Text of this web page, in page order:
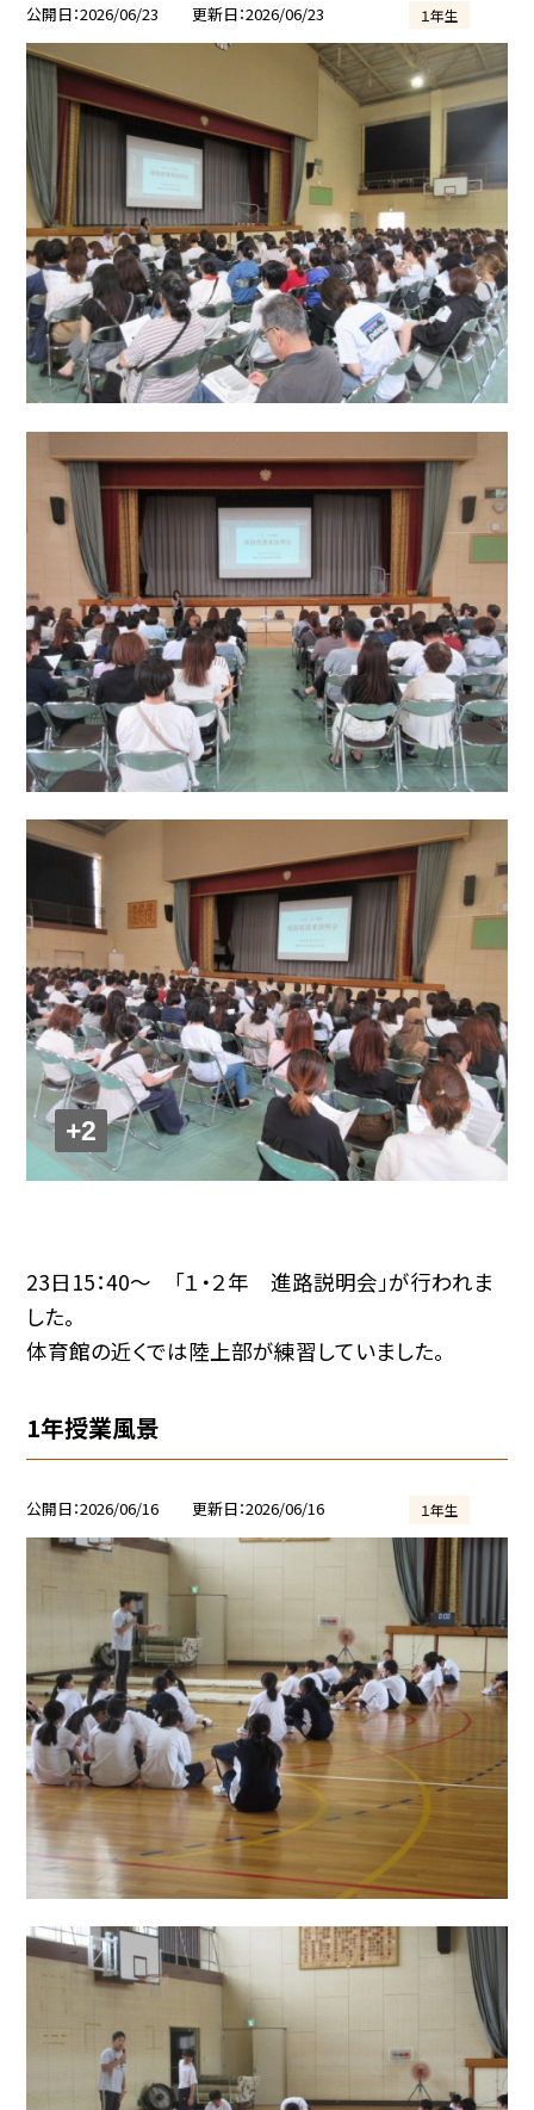
公開日 2026/06/23 更新日 2026/06/23 １年生
+2
23日15：40～ 「１・２年 進路説明会」が行われま
した。
体育館の近くでは陸上部が練習していました。
1年授業風景
公開日 2026/06/16 更新日 2026/06/16 １年生